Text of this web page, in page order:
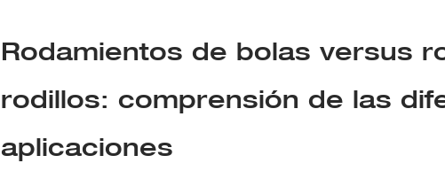
Rodamientos de bolas versus
rodillos: comprensión de las
aplicaciones